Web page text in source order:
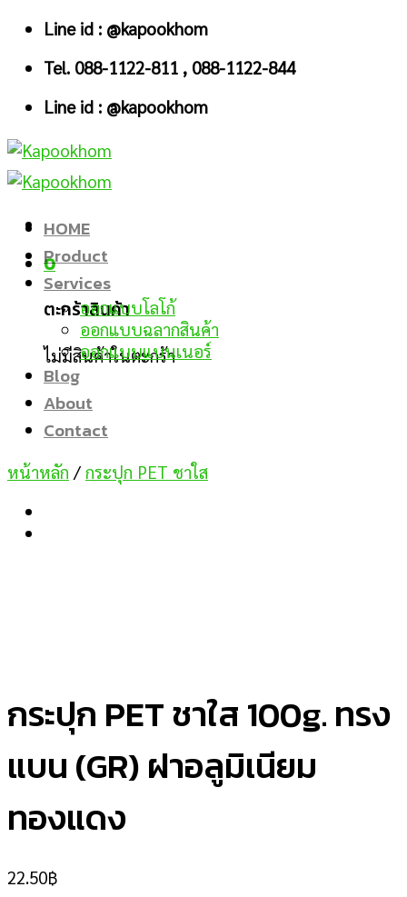
Skip
content
Line id : @kapookhom
Tel. 088-1122-811 , 088-1122-844
Line id : @kapookhom
0
ตะกร้าสินค้า
ไม่มีสินค้าในตะกร้า
HOME
Product
Services
ออกแบบโลโก้
ออกแบบฉลากสินค้า
ออกแบบแบนเนอร์
Blog
About
Contact
หน้าหลัก / กระปุก PET ชาใส
กระปุก PET ชาใส 100g. ทรง
แบน (GR) ฝาอลูมิเนียม
ทองแดง
22.50฿